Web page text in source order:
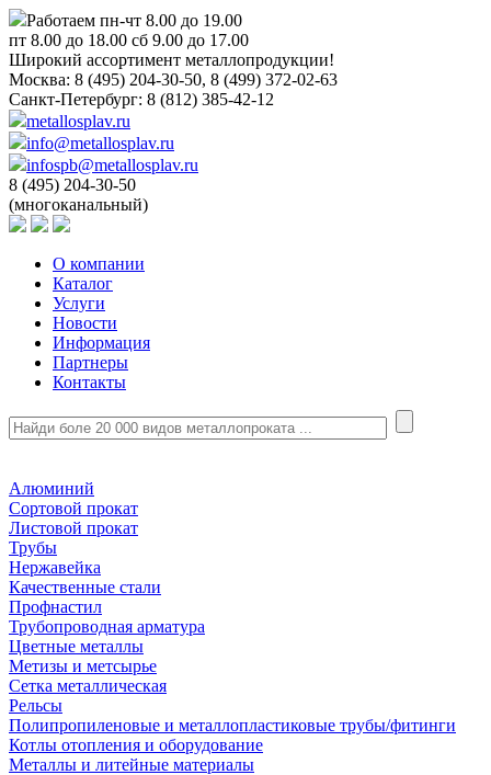
Работаем пн-чт 8.00 до 19.00
пт 8.00 до 18.00 сб 9.00 до 17.00
Широкий ассортимент металлопродукции!
Москва: 8 (495) 204-30-50, 8 (499) 372-02-63
Санкт-Петербург: 8 (812) 385-42-12
metallosplav.ru
info@metallosplav.ru
infospb@metallosplav.ru
8 (495) 204-30-50
(многоканальный)
О компании
Каталог
Услуги
Новости
Информация
Партнеры
Контакты
Алюминий
Сортовой прокат
Листовой прокат
Трубы
Нержавейка
Качественные стали
Профнастил
Трубопроводная арматура
Цветные металлы
Метизы и метсырье
Сетка металлическая
Рельсы
Полипропиленовые и металлопластиковые трубы/фитинги
Котлы отопления и оборудование
Металлы и литейные материалы